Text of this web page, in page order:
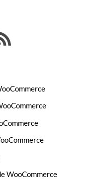
WooCommerce